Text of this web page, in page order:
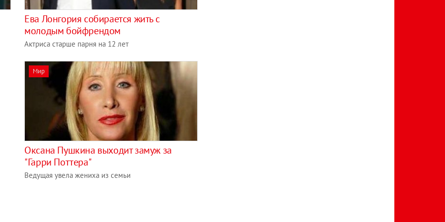
Ева Лонгория собирается жить с
молодым бойфрендом
Актриса старше парня на 12 лет
Мир
Оксана Пушкина выходит замуж за
"Гарри Поттера"
Ведущая увела жениха из семьи